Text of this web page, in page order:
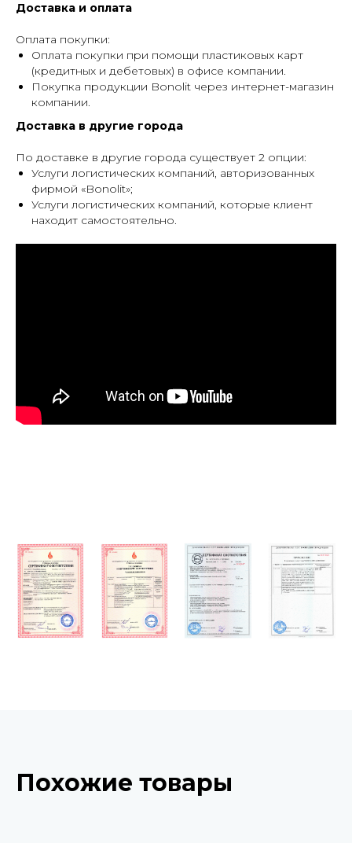
Доставка и оплата
Оплата покупки:
Оплата покупки при помощи пластиковых карт
(кредитных и дебетовых) в офисе компании.
Покупка продукции Bonolit через интернет-магазин
компании.
Доставка в другие города
По доставке в другие города существует 2 опции:
Услуги логистических компаний, авторизованных
фирмой «Bonolit»;
Услуги логистических компаний, которые клиент
находит самостоятельно.
Похожие товары